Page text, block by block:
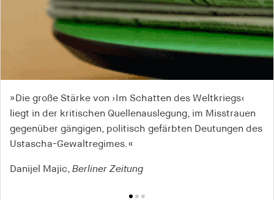
»Die große Stärke von ›Im Schatten des Weltkriegs‹
liegt in der kritischen Quellenauslegung, im Misstrauen
gegenüber gängigen, politisch gefärbten Deutungen des
Ustascha-Gewaltregimes.«
Danijel Majic, Berliner Zeitung
Wer heute nach der ›Idee von Europa‹ sucht, muss Korb
lesen: Sein Buch ist das ›Negativ‹ dafür.«
Pieke Biermann, Deutschlandradio Kultur
»Korb erklärt in seiner differenzierten Studie, wie es in
diesem multiethnischen Raum zum Ausbruch von
exzessiver Gewalt kam.«